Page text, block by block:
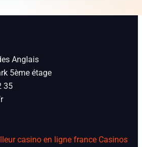
Anglais
5ème étage
35
casino en ligne france Casinos